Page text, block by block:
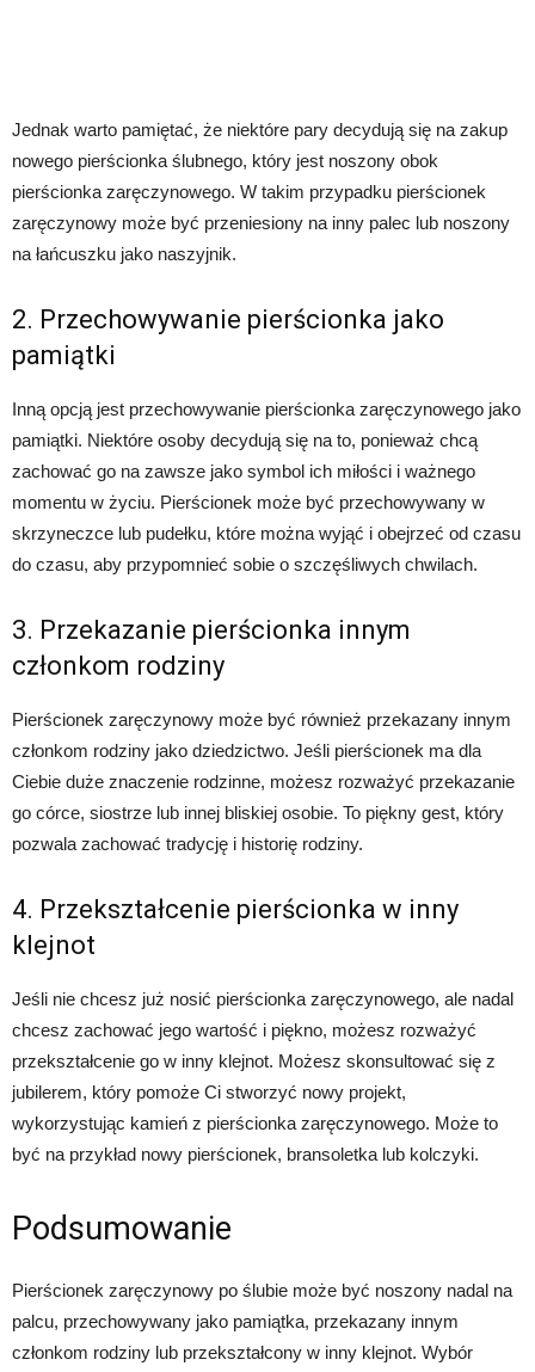
Jednak warto pamiętać, że niektóre pary decydują się na zakup
nowego pierścionka ślubnego, który jest noszony obok
pierścionka zaręczynowego. W takim przypadku pierścionek
zaręczynowy może być przeniesiony na inny palec lub noszony
na łańcuszku jako naszyjnik.
2. Przechowywanie pierścionka jako
pamiątki
Inną opcją jest przechowywanie pierścionka zaręczynowego jako
pamiątki. Niektóre osoby decydują się na to, ponieważ chcą
zachować go na zawsze jako symbol ich miłości i ważnego
momentu w życiu. Pierścionek może być przechowywany w
skrzyneczce lub pudełku, które można wyjąć i obejrzeć od czasu
do czasu, aby przypomnieć sobie o szczęśliwych chwilach.
3. Przekazanie pierścionka innym
członkom rodziny
Pierścionek zaręczynowy może być również przekazany innym
członkom rodziny jako dziedzictwo. Jeśli pierścionek ma dla
Ciebie duże znaczenie rodzinne, możesz rozważyć przekazanie
go córce, siostrze lub innej bliskiej osobie. To piękny gest, który
pozwala zachować tradycję i historię rodziny.
4. Przekształcenie pierścionka w inny
klejnot
Jeśli nie chcesz już nosić pierścionka zaręczynowego, ale nadal
chcesz zachować jego wartość i piękno, możesz rozważyć
przekształcenie go w inny klejnot. Możesz skonsultować się z
jubilerem, który pomoże Ci stworzyć nowy projekt,
wykorzystując kamień z pierścionka zaręczynowego. Może to
być na przykład nowy pierścionek, bransoletka lub kolczyki.
Podsumowanie
Pierścionek zaręczynowy po ślubie może być noszony nadal na
palcu, przechowywany jako pamiątka, przekazany innym
członkom rodziny lub przekształcony w inny klejnot. Wybór